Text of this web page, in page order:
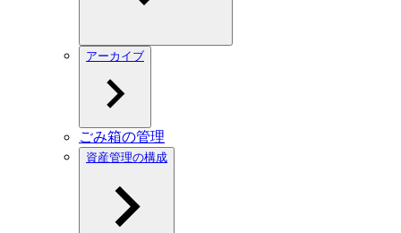
アーカイブ
ごみ箱の管理
資産管理の構成